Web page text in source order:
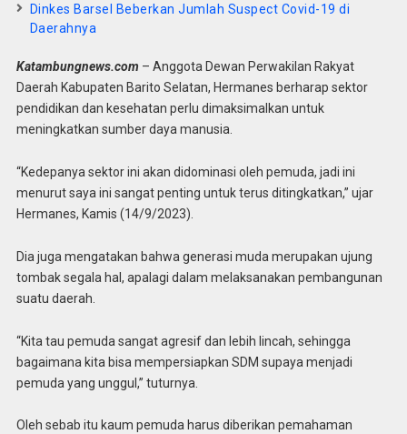
Dinkes Barsel Beberkan Jumlah Suspect Covid-19 di
Daerahnya
Katambungnews.com – Anggota Dewan Perwakilan Rakyat
Daerah Kabupaten Barito Selatan, Hermanes berharap sektor
pendidikan dan kesehatan perlu dimaksimalkan untuk
meningkatkan sumber daya manusia.
“Kedepanya sektor ini akan didominasi oleh pemuda, jadi ini
menurut saya ini sangat penting untuk terus ditingkatkan,” ujar
Hermanes, Kamis (14/9/2023).
Dia juga mengatakan bahwa generasi muda merupakan ujung
tombak segala hal, apalagi dalam melaksanakan pembangunan
suatu daerah.
“Kita tau pemuda sangat agresif dan lebih lincah, sehingga
bagaimana kita bisa mempersiapkan SDM supaya menjadi
pemuda yang unggul,” tuturnya.
Oleh sebab itu kaum pemuda harus diberikan pemahaman